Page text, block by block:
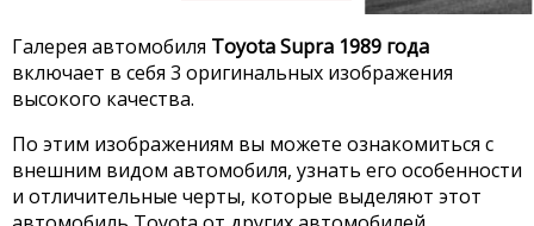
Галерея автомобиля Toyota Supra 1989 года
включает в себя 3 оригинальных изображения
высокого качества.
По этим изображениям вы можете ознакомиться с
внешним видом автомобиля, узнать его особенности
и отличительные черты, которые выделяют этот